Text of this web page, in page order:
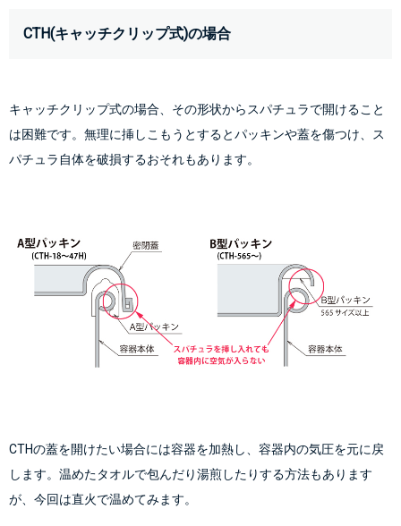
CTH(キャッチクリップ式)の場合
キャッチクリップ式の場合、その形状からスパチュラで開けること
は困難です。無理に挿しこもうとするとパッキンや蓋を傷つけ、ス
パチュラ自体を破損するおそれもあります。
CTHの蓋を開けたい場合には容器を加熱し、容器内の気圧を元に戻
します。温めたタオルで包んだり湯煎したりする方法もあります
が、今回は直火で温めてみます。